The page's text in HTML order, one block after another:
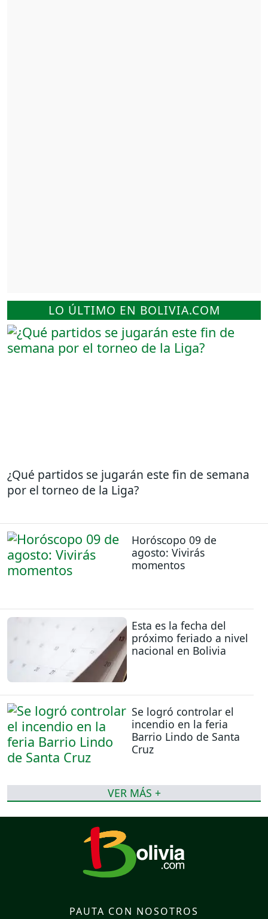
LO ÚLTIMO EN BOLIVIA.COM
¿Qué partidos se jugarán este fin de semana
por el torneo de la Liga?
Horóscopo 09 de
agosto: Vivirás
momentos
Esta es la fecha del
próximo feriado a nivel
nacional en Bolivia
Se logró controlar el
incendio en la feria
Barrio Lindo de Santa
Cruz
VER MÁS +
PAUTA CON NOSOTROS